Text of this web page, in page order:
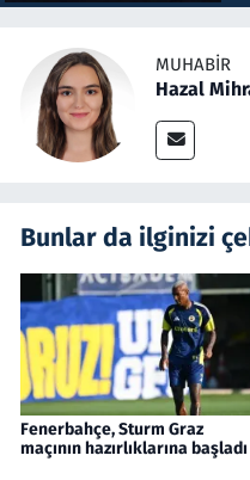
MUHABIR
Hazal
Bunlar da ilginizi
Fenerbahçe, Sturm Graz
maçının hazırlıklarına başladı